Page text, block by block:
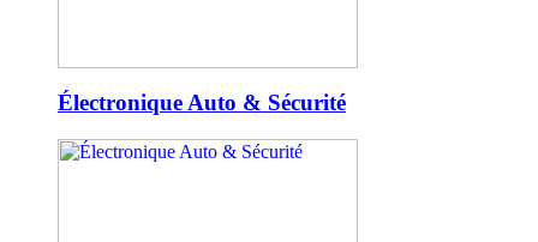
Électronique Auto & Sécurité